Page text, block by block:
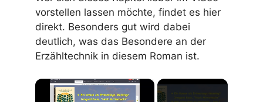
vorstellen lassen möchte, findet es hier
direkt. Besonders gut wird dabei
deutlich, was das Besondere an der
Erzähltechnik in diesem Roman ist.
×